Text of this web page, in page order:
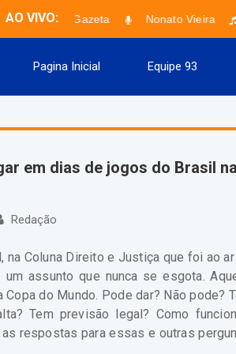
AO VIVO:
Bom dia Gazeta Nonato Vieira
Pagina Inicial Equipe 93
em dias de jogos do Brasil
Redação
Coluna Direito e Justiça que foi ao
assunto que nunca se esgota.
do Mundo. Pode dar? Não pode?
Tem previsão legal? Como
respostas para essas e outras